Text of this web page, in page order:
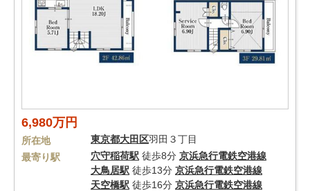
6,980万円
所在地 東京都大田区羽田３丁目
最寄り駅
穴守稲荷駅 徒歩8分 京浜急行電鉄空港線
大鳥居駅 徒歩13分 京浜急行電鉄空港線
天空橋駅 徒歩16分 京浜急行電鉄空港線